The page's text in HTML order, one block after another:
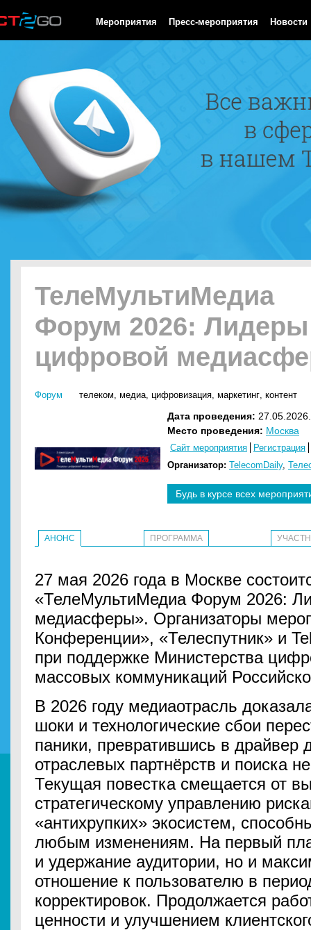
Мероприятия Пресс-мероприятия Новости
ТелеМультиМедиа
Форум 2026: Лидеры
цифровой
Форум телеком, медиа, цифровизация, маркетинг, контент
Дата проведения:
Место проведения: Москва
Сайт мероприятия
Регистрация
Организатор: TelecomDaily,
Будь в курсе всех
АНОНС ПРОГРАММА
27 мая 2026 года в Москве
«ТелеМультиМедиа Форум 2026:
медиасферы». Организаторы
Конференции», «Телеспутник» и
при поддержке Министерства
массовых коммуникаций
В 2026 году медиаотрасль
шоки и технологические сбои
паники, превратившись в драйвер
отраслевых партнёрств и поиска
Текущая повестка смещается от
стратегическому управлению
«антихрупких» экосистем,
любым изменениям. На первый
и удержание аудитории, но и
отношение к пользователю в
корректировок. Продолжается
ценности и улучшением